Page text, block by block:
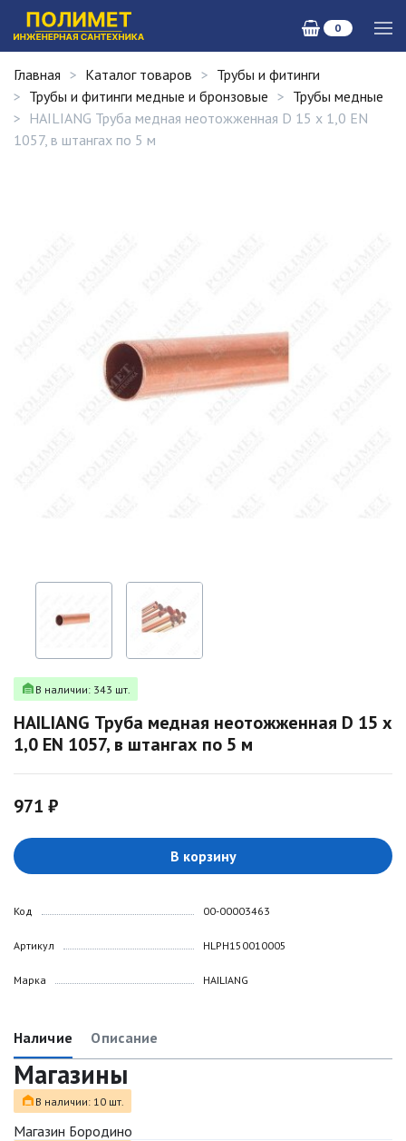
0
Главная Каталог товаров
Трубы и фитинги
Трубы и фитинги медные и бронзовые
Трубы медные
HAILIANG Труба медная неотожженная D 15 х 1,0 EN
1057, в штангах по 5 м
В наличии: 343 шт.
HAILIANG Труба медная неотожженная D 15 х
1,0 EN 1057, в штангах по 5 м
971 ₽
В корзину
Код
Артикул
Марка
00-00003463
HLPH150010005
HAILIANG
Наличие Описание
Магазины
В наличии: 10 шт.
Магазин Бородино